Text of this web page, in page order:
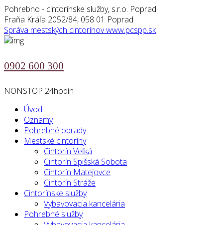
Pohrebno - cintorínske služby, s.r.o. Poprad
Fraňa Kráľa 2052/84, 058 01 Poprad
Správa mestských cintorínovwww.pcspp.sk
0902 600 300
NONSTOP 24hodín
Úvod
Oznamy
Pohrebné obrady
Mestské cintoríny
Cintorín Veľká
Cintorín Spišská Sobota
Cintorín Matejovce
Cintorín Stráže
Cintorínske služby
Vybavovacia kancelária
Pohrebné služby